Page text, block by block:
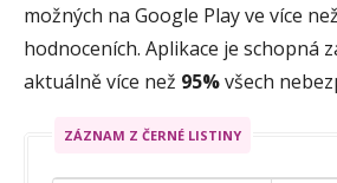
možných na Google Play ve více než
hodnoceních. Aplikace je schopná
aktuálně více než 95%všech
ZÁZNAM Z ČERNÉ LISTINY